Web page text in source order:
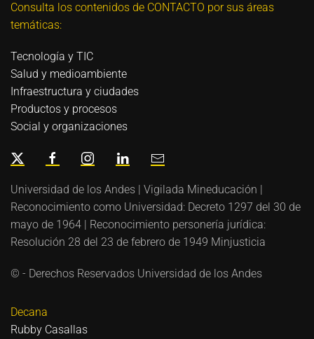
Consulta los contenidos de CONTACTO por sus áreas
temáticas:
Tecnología y TIC
Salud y medioambiente
Infraestructura y ciudades
Productos y procesos
Social y organizaciones
Universidad de los Andes | Vigilada Mineducación |
Reconocimiento como Universidad: Decreto 1297 del 30 de
mayo de 1964 | Reconocimiento personería jurídica:
Resolución 28 del 23 de febrero de 1949 Minjusticia
© - Derechos Reservados Universidad de los Andes
Decana
Rubby Casallas